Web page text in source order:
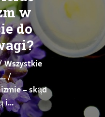
w
do
Wszystkie
...
– skąd
i...